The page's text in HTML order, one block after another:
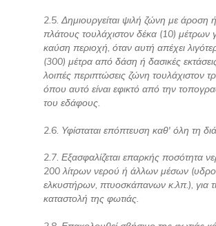
2.5. Δημιουργείται ψιλή ζώνη με
πλάτους τουλάχιστον δέκα (10)
καύση περιοχή, όταν αυτή απέχει
(300) μέτρα από δάση ή δασικές
λοιπές περιπτώσεις ζώνη τουλάχιστον
όπου αυτό είναι εφικτό από την
του εδάφους.
2.6. Υφίσταται επόπτευση καθ' όλη τη
2.7. Εξασφαλίζεται επαρκής ποσότητα
200 λίτρων νερού ή άλλων μέσων
ελκυστήρων, πτυοσκάπανων κ.λπ.), για
καταστολή της φωτιάς.